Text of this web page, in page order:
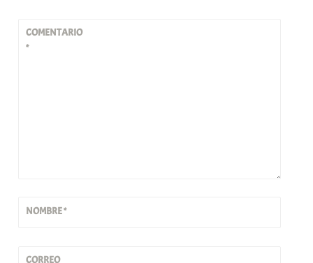
COMENTARIO
*
NOMBRE*
CORREO